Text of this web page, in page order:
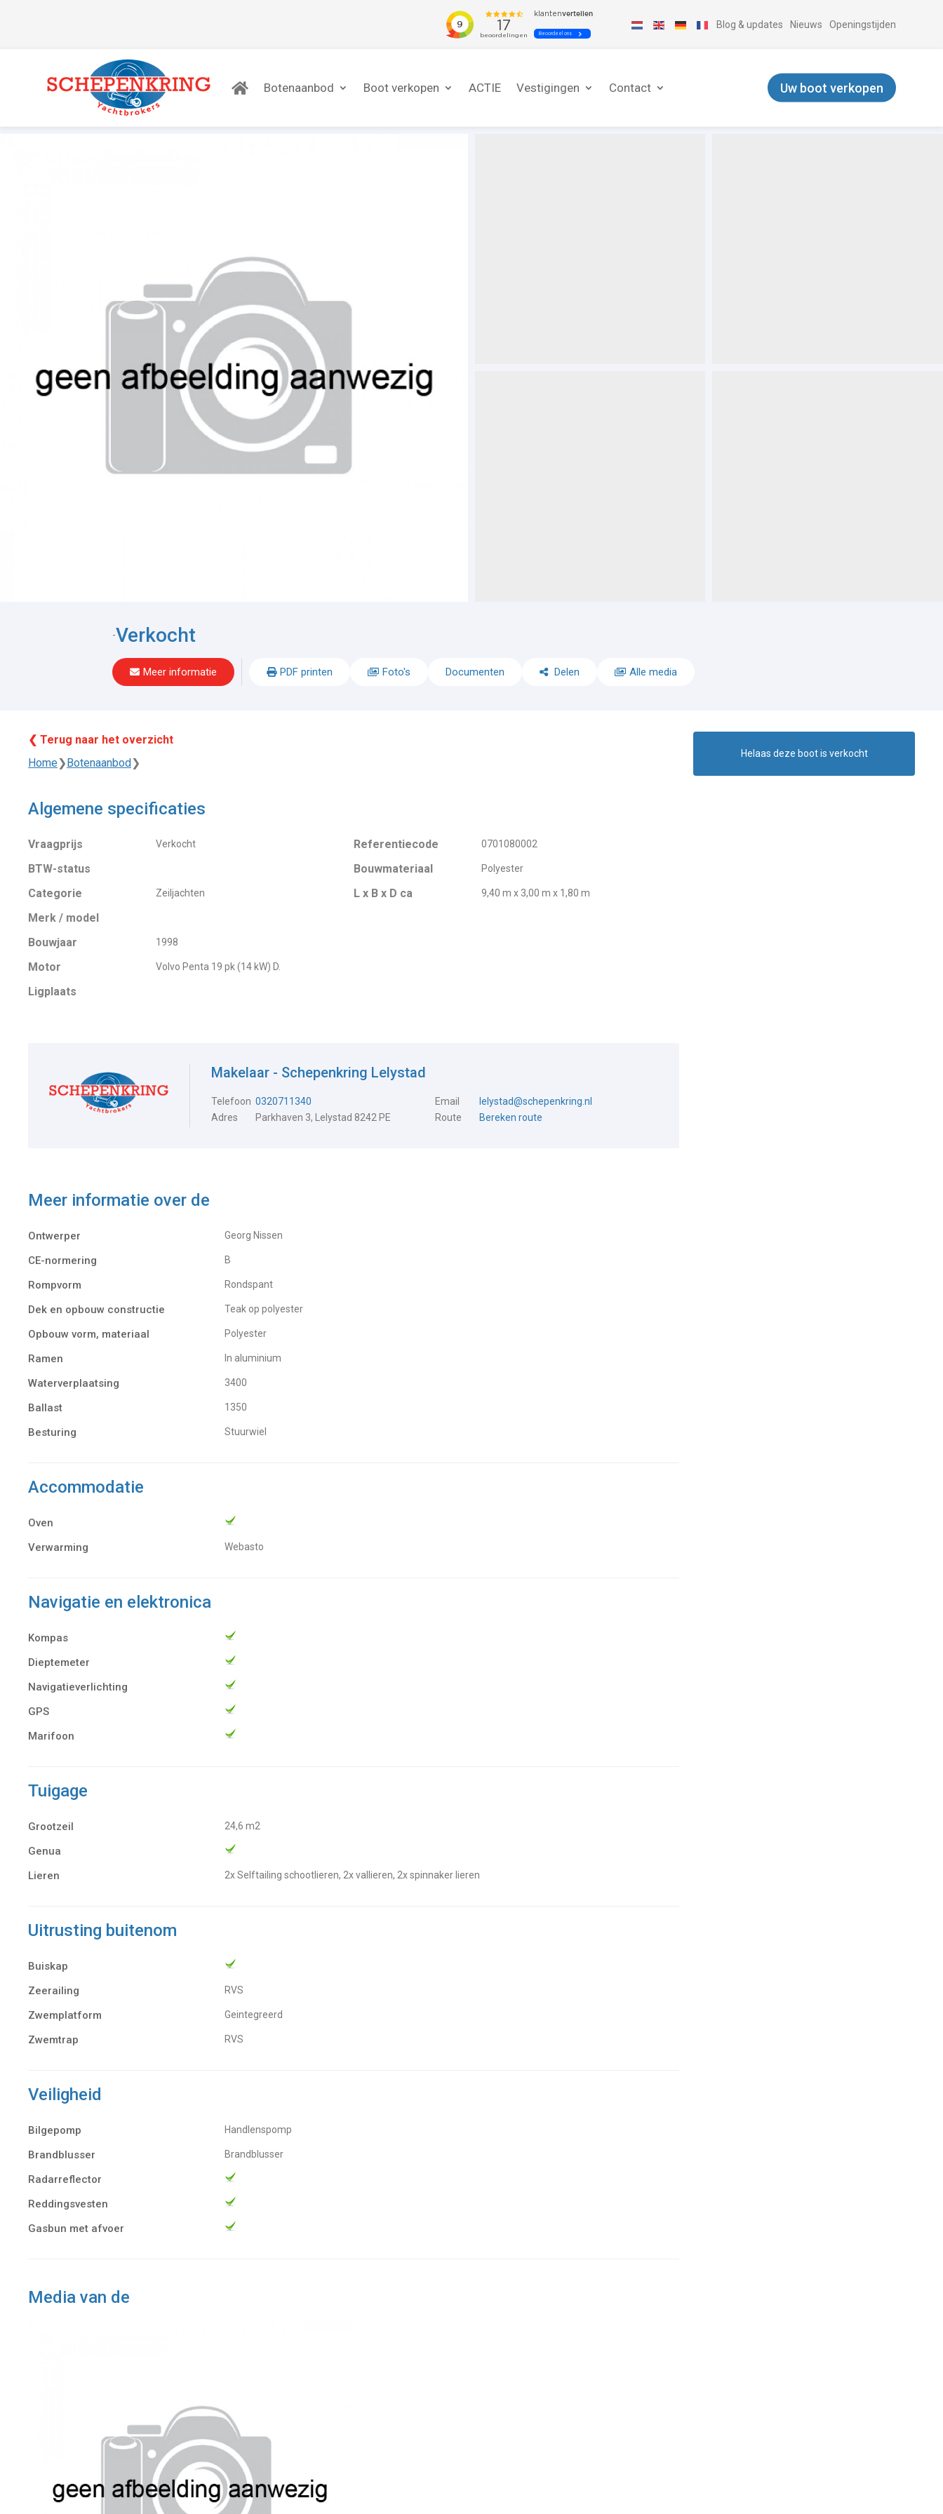
Blog & updates Nieuws Openingstijden
Botenaanbod Boot verkopen ACTIE Vestigingen Contact Uw boot verkopen
-Verkocht
Meer informatie PDF printen Foto's Documenten Delen Alle media
❮ Terug naar het overzicht
Home❯Botenaanbod❯
Algemene specificaties
Vraagprijs Verkocht
BTW-status
Categorie
Zeiljachten
Merk / model
Bouwjaar
1998
Motor Volvo Penta 19 pk (14 kW) D.
Ligplaats
Referentiecode 0701080002
Bouwmateriaal Polyester
L x B x D ca 9,40 m x 3,00 m x 1,80 m
Makelaar - Schepenkring Lelystad
Telefoon 0320711340 Email
lelystad@schepenkring.nl
Adres
Parkhaven 3, Lelystad 8242 PE Route Bereken route
Meer informatie over de
Ontwerper Georg Nissen
CE-normering B
Rompvorm Rondspant
Dek en opbouw constructie Teak op polyester
Opbouw vorm, materiaal Polyester
Ramen In aluminium
Waterverplaatsing 3400
Ballast 1350
Besturing Stuurwiel
Accommodatie
Oven
Verwarming
Webasto
Navigatie en elektronica
Kompas
Dieptemeter
Navigatieverlichting
GPS
Marifoon
Tuigage
Grootzeil 24,6 m2
Genua
Lieren
2x Selftailing schootlieren, 2x vallieren, 2x spinnaker lieren
Uitrusting buitenom
Buiskap
Zeerailing
RVS
Zwemplatform Geintegreerd
Zwemtrap RVS
Veiligheid
Bilgepomp Handlenspomp
Brandblusser Brandblusser
Radarreflector
Reddingsvesten
Gasbun met afvoer
Media van de
Helaas deze boot is verkocht